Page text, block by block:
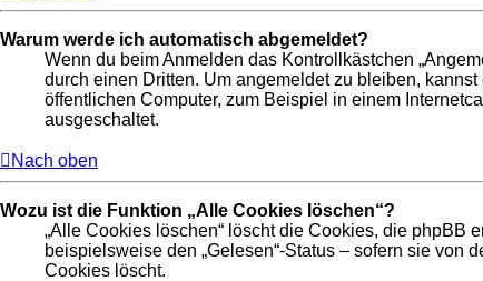
Warum werde ich automatisch abgemeldet?
Wenn du beim Anmelden das Kontrollkästchen
durch einen Dritten. Um angemeldet zu bleiben,
öffentlichen Computer, zum Beispiel in einem
ausgeschaltet.
Nach oben
Wozu ist die Funktion „Alle Cookies löschen“?
„Alle Cookies löschen“ löscht die Cookies, die phpBB
beispielsweise den „Gelesen“-Status – sofern sie von
Cookies löscht.